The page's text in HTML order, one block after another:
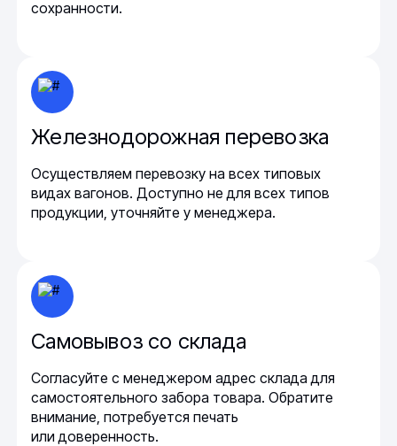
сохранности.
Железнодорожная перевозка
Осуществляем перевозку на всех типовых
видах вагонов. Доступно не для всех типов
продукции, уточняйте у менеджера.
Самовывоз со склада
Согласуйте с менеджером адрес склада для
самостоятельного забора товара. Обратите
внимание, потребуется печать
или доверенность.